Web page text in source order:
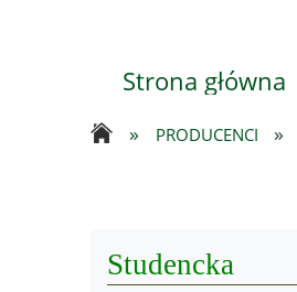
Strona główna
» PRODUCENCI »
Studencka